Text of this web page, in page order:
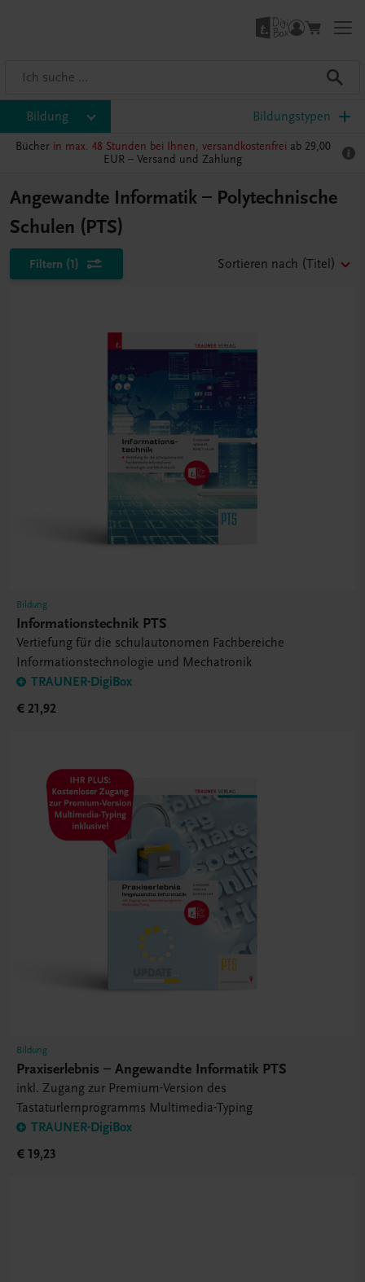
Bildung Bildungstypen
Bücher in max. 48 Stunden bei Ihnen, versandkostenfrei ab 29,00
EUR – Versand und Zahlung
Angewandte Informatik – Polytechnische
Schulen (PTS)
Filtern (1) Sortieren nach (Titel)
Bildung
Informationstechnik PTS
Vertiefung für die schulautonomen Fachbereiche
Informationstechnologie und Mechatronik
TRAUNER-DigiBox
€ 21,92
Bildung
Praxiserlebnis – Angewandte Informatik PTS
inkl. Zugang zur Premium-Version des
Tastaturlernprogramms Multimedia-Typing
TRAUNER-DigiBox
€ 19,23